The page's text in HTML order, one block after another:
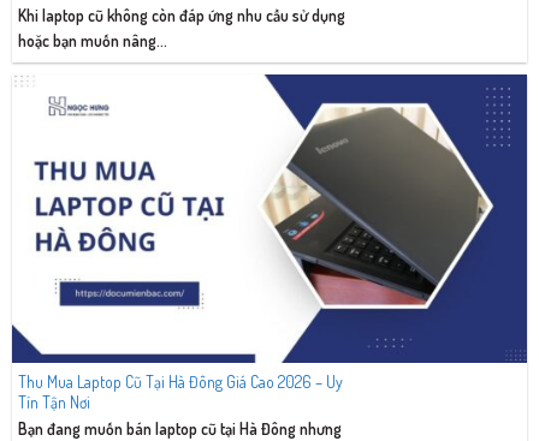
Khi laptop cũ không còn đáp ứng nhu cầu sử dụng
hoặc bạn muốn nâng...
Thu Mua Laptop Cũ Tại Hà Đông Giá Cao 2026 – Uy
Tín Tận Nơi
Bạn đang muốn bán laptop cũ tại Hà Đông nhưng